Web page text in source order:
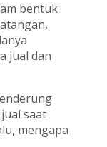
bentuk
jual dan
saat
mengapa